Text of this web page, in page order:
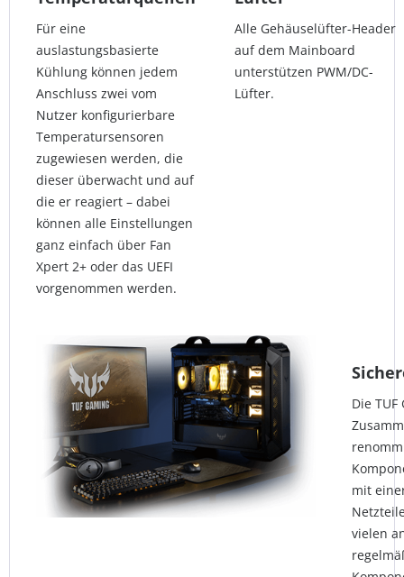
Für eine
auslastungsbasierte
Kühlung können jedem
Anschluss zwei vom
Nutzer konfigurierbare
Temperatursensoren
zugewiesen werden, die
dieser überwacht und auf
die er reagiert – dabei
können alle Einstellungen
ganz einfach über Fan
Xpert 2+ oder das UEFI
vorgenommen werden.
Alle Gehäuselüfter-Header
auf dem Mainboard
unterstützen PWM/DC-
Lüfter.
Die
mit
vielen